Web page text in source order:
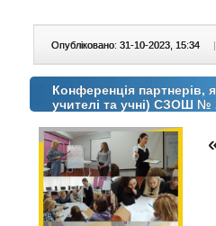
Опубліковано: 31-10-2023, 15:34 |
Конференція партнерів,
учителі та учні) СЗОШ №